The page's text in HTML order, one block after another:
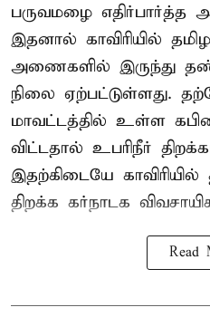
பருவமழை எதிர்பார்த்த
இதனால் காவிரியில்
அணைகளில் இருந்து
நிலை ஏற்பட்டுள்ளது.
மாவட்டத்தில் உள்ள
விட்டதால் உபரிநீர்
இதற்கிடையே
திறக்க கர்நாடக
Read